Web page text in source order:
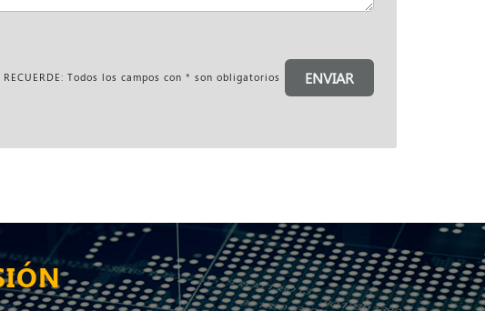
RECUERDE: Todos los campos con * son obligatorios ENVIAR